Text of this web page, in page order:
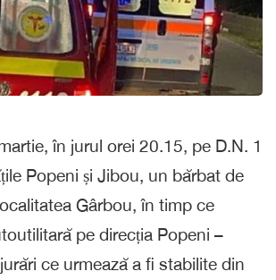
în jurul orei 20.15, pe D.N. 1
Popeni și Jibou, un bărbat de
Gârbou, în timp ce
pe direcția Popeni –
ce urmează a fi stabilite din